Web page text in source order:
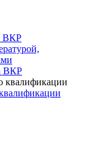
ВКР
ВКР
квалификации